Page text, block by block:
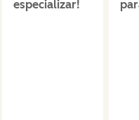
especializar!